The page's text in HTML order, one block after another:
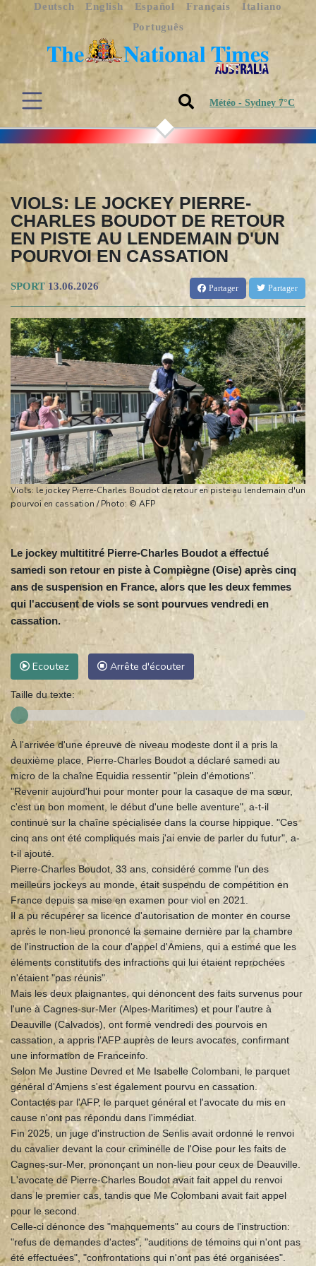
Deutsch English Español Français
Italiano
Português
Météo - Sydney 7°C
VIOLS: LE JOCKEY PIERRE-
CHARLES BOUDOT DE RETOUR
EN PISTE AU LENDEMAIN D'UN
POURVOI EN CASSATION
SPORT 13.06.2026 Partager Partager
Viols: le jockey Pierre-Charles Boudot de retour en piste au lendemain d'un
pourvoi en cassation / Photo: © AFP
Le jockey multititré Pierre-Charles Boudot a effectué
samedi son retour en piste à Compiègne (Oise) après cinq
ans de suspension en France, alors que les deux femmes
qui l'accusent de viols se sont pourvues vendredi en
cassation.
Ecoutez Arrête d'écouter
Taille du texte:
À l'arrivée d'une épreuve de niveau modeste dont il a pris la
deuxième place, Pierre-Charles Boudot a déclaré samedi au
micro de la chaîne Equidia ressentir "plein d'émotions".
"Revenir aujourd'hui pour monter pour la casaque de ma sœur,
c'est un bon moment, le début d'une belle aventure", a-t-il
continué sur la chaîne spécialisée dans la course hippique. "Ces
cinq ans ont été compliqués mais j'ai envie de parler du futur", a-
t-il ajouté.
Pierre-Charles Boudot, 33 ans, considéré comme l'un des
meilleurs jockeys au monde, était suspendu de compétition en
France depuis sa mise en examen pour viol en 2021.
Il a pu récupérer sa licence d'autorisation de monter en course
après le non-lieu prononcé la semaine dernière par la chambre
de l'instruction de la cour d'appel d'Amiens, qui a estimé que les
éléments constitutifs des infractions qui lui étaient reprochées
n'étaient "pas réunis".
Mais les deux plaignantes, qui dénoncent des faits survenus pour
l'une à Cagnes-sur-Mer (Alpes-Maritimes) et pour l'autre à
Deauville (Calvados), ont formé vendredi des pourvois en
cassation, a appris l'AFP auprès de leurs avocates, confirmant
une information de Franceinfo.
Selon Me Justine Devred et Me Isabelle Colombani, le parquet
général d'Amiens s'est également pourvu en cassation.
Contactés par l'AFP, le parquet général et l'avocate du mis en
cause n'ont pas répondu dans l'immédiat.
Fin 2025, un juge d'instruction de Senlis avait ordonné le renvoi
du cavalier devant la cour criminelle de l'Oise pour les faits de
Cagnes-sur-Mer, prononçant un non-lieu pour ceux de Deauville.
L'avocate de Pierre-Charles Boudot avait fait appel du renvoi
dans le premier cas, tandis que Me Colombani avait fait appel
pour le second.
Celle-ci dénonce des "manquements" au cours de l'instruction:
"refus de demandes d'actes", "auditions de témoins qui n'ont pas
été effectuées", "confrontations qui n'ont pas été organisées".